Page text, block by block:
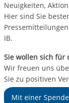
Neuigkeiten,
Hier sind Sie
IB.
Sie wollen sich für
Wir freuen uns
Sie zu positiven
Mit einer